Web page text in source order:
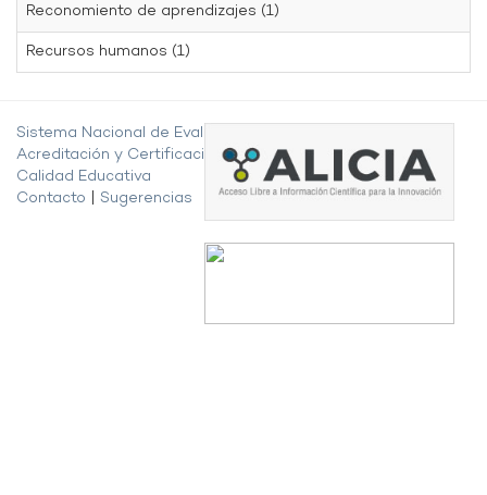
Reconomiento de aprendizajes (1)
Recursos humanos (1)
Sistema Nacional de Evaluación,
Acreditación y Certificación de la
Calidad Educativa
Contacto
Sugerencias